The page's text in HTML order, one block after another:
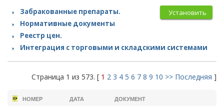
Установить
Забракованные препараты.
Нормативные документы
Реестр цен.
Интеграция с торговыми и складскими системами
Страница 1 из 573. [ 1 2 3 4 5 6 7 8 9 10 >> Последняя ]
НОМЕР ДАТА ДОКУМЕНТ